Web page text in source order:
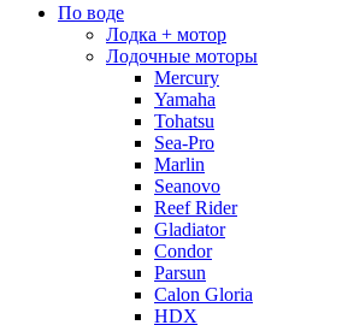
По воде
Лодка + мотор
Лодочные моторы
Mercury
Yamaha
Tohatsu
Sea-Pro
Marlin
Seanovo
Reef Rider
Gladiator
Condor
Parsun
Calon Gloria
HDX